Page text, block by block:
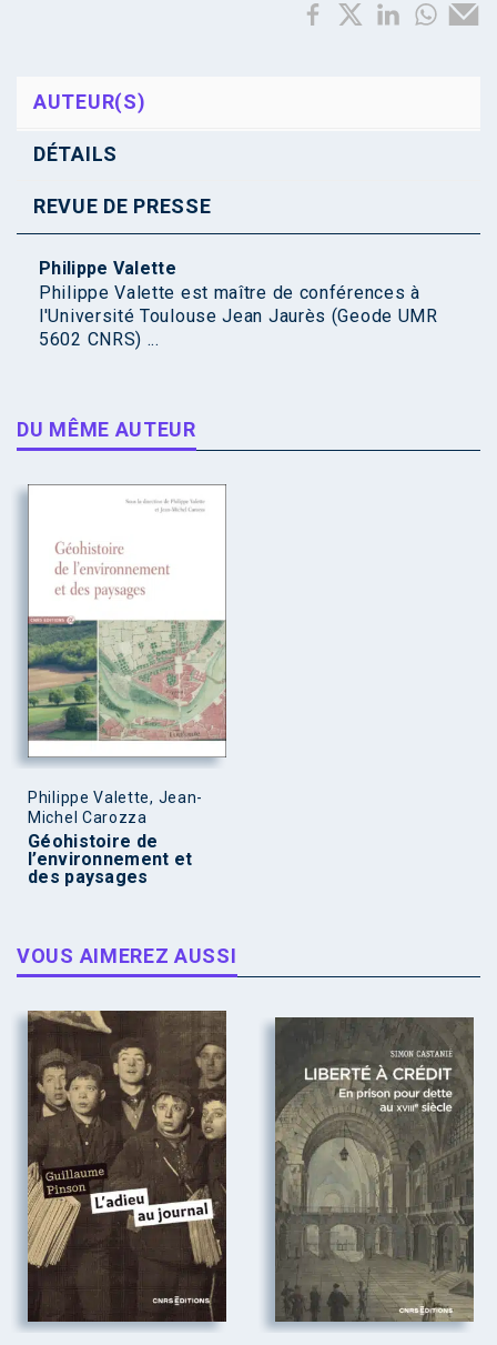
AUTEUR(S)
DÉTAILS
REVUE DE PRESSE
Philippe Valette
Philippe Valette est maître de conférences à
l'Université Toulouse Jean Jaurès (Geode UMR
5602 CNRS) ...
DU MÊME AUTEUR
Philippe Valette, Jean-
Michel Carozza
Géohistoire de
l’environnement et
des paysages
VOUS AIMEREZ AUSSI